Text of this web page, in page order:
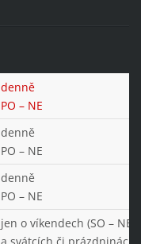
denně
PO – NE
denně
PO – NE
denně
PO – NE
jen o víkendech (SO – NE)
a svátcích či prázdninách